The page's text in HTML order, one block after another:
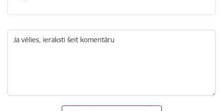
Ja vēlies, ieraksti šeit komentāru